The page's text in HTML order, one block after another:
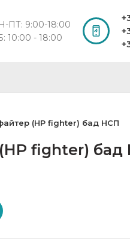
ПТ: 9:00-18:00
10:00 - 18:00
(HP fighter) бад НСП
fighter) бад